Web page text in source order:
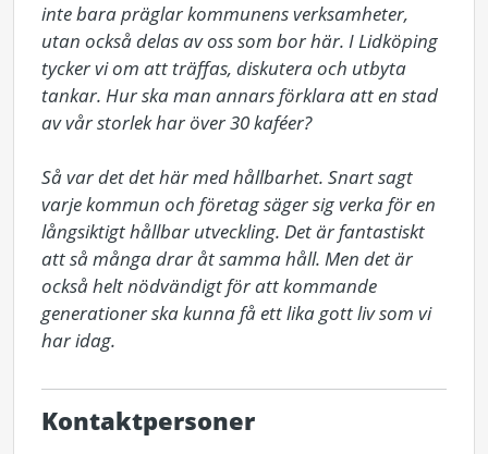
inte bara präglar kommunens verksamheter,
utan också delas av oss som bor här. I Lidköping
tycker vi om att träffas, diskutera och utbyta
tankar. Hur ska man annars förklara att en stad
av vår storlek har över 30 kaféer?
Så var det det här med hållbarhet. Snart sagt
varje kommun och företag säger sig verka för en
långsiktigt hållbar utveckling. Det är fantastiskt
att så många drar åt samma håll. Men det är
också helt nödvändigt för att kommande
generationer ska kunna få ett lika gott liv som vi
har idag.
Kontaktpersoner